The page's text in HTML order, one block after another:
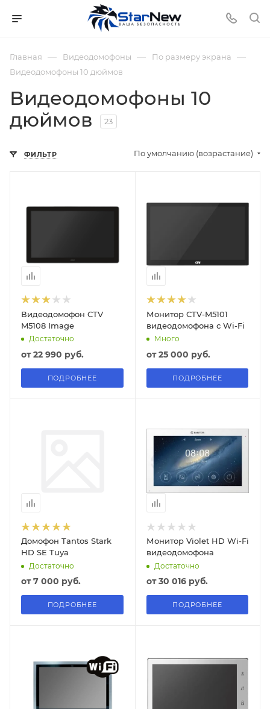
Главная — Видеодомофоны — По размеру экрана —
Видеодомофоны 10 дюймов
Видеодомофоны 10
дюймов
23
ФИЛЬТР По умолчанию (возрастание)
Видеодомофон CTV
M5108 Image
Достаточно
от22 990 руб.
ПОДРОБНЕЕ
Монитор CTV-M5101
видеодомофона с Wi-Fi
Много
от25 000 руб.
ПОДРОБНЕЕ
Домофон Tantos Stark
HD SE Tuya
Достаточно
от7 000 руб.
ПОДРОБНЕЕ
Монитор Violet HD Wi-Fi
видеодомофона
Достаточно
от30 016 руб.
ПОДРОБНЕЕ